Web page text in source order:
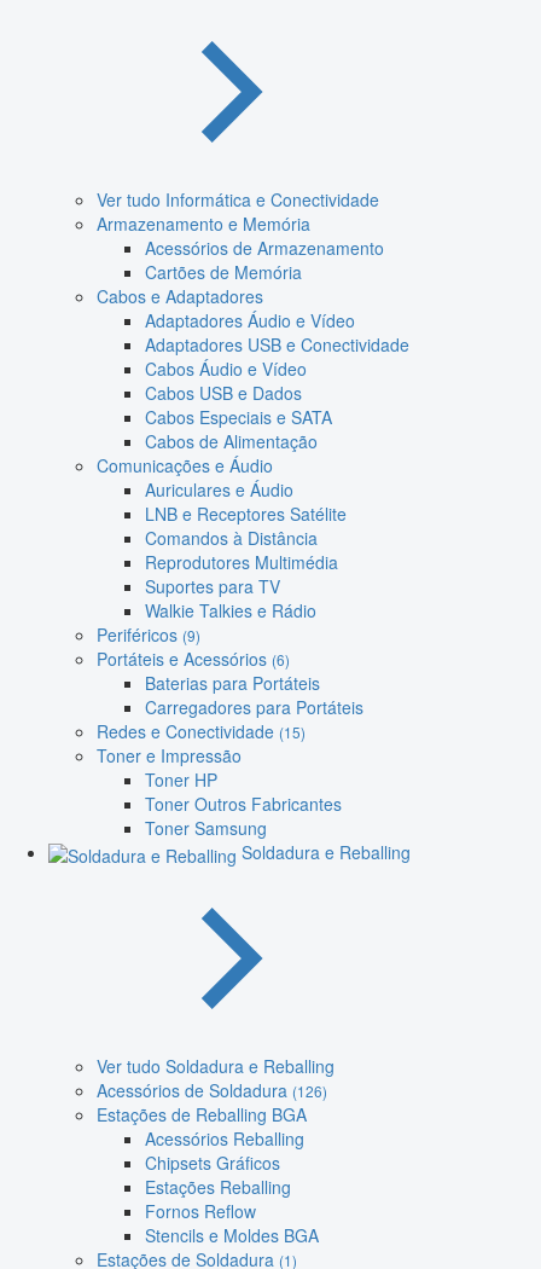
Ver tudo Informática e Conectividade
Armazenamento e Memória
Acessórios de Armazenamento
Cartões de Memória
Cabos e Adaptadores
Adaptadores Áudio e Vídeo
Adaptadores USB e Conectividade
Cabos Áudio e Vídeo
Cabos USB e Dados
Cabos Especiais e SATA
Cabos de Alimentação
Comunicações e Áudio
Auriculares e Áudio
LNB e Receptores Satélite
Comandos à Distância
Reprodutores Multimédia
Suportes para TV
Walkie Talkies e Rádio
Periféricos (9)
Portáteis e Acessórios (6)
Baterias para Portáteis
Carregadores para Portáteis
Redes e Conectividade (15)
Toner e Impressão
Toner HP
Toner Outros Fabricantes
Toner Samsung
Soldadura e Reballing
Ver tudo Soldadura e Reballing
Acessórios de Soldadura (126)
Estações de Reballing BGA
Acessórios Reballing
Chipsets Gráficos
Estações Reballing
Fornos Reflow
Stencils e Moldes BGA
Estações de Soldadura (1)